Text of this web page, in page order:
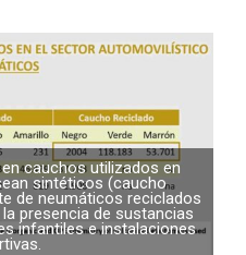
cauchos utilizados en
sintéticos (caucho
de neumáticos reciclados
presencia de sustancias
infantiles e instalaciones